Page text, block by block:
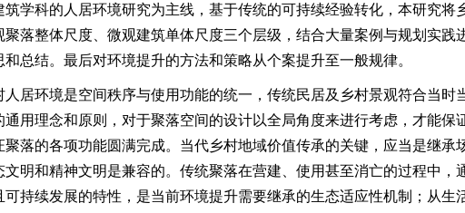
筑学科的人居环境研究为主线，基于传统的可持续经验转化，本研究将
聚落整体尺度、微观建筑单体尺度三个层级，结合大量案例与规划实践
总结。最后对环境提升的方法和策略从个案提升至一般规律。
人居环境是空间秩序与使用功能的统一，传统民居及乡村景观符合当时
通用理念和原则，对于聚落空间的设计以全局角度来进行考虑，才能保
聚落的各项功能圆满完成。当代乡村地域价值传承的关键，应当是继承
文明和精神文明是兼容的。传统聚落在营建、使用甚至消亡的过程中，
可持续发展的特性，是当前环境提升需要继承的生态适应性机制；从生